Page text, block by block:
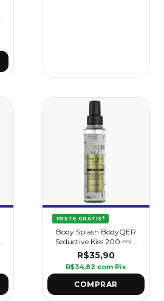
FRETE GRÁTIS*
Body Splash BodyQER
Seductive Kiss 200 ml -
Griffus
R$35,90
R$34,82 com Pix